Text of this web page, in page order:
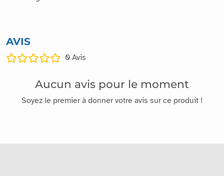
AVIS
0 Avis
Aucun avis pour le moment
Soyez le premier à donner votre avis sur ce produit !